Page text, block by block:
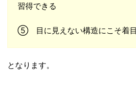
習得できる
⑤ 目に見えない構造にこそ着
となります。